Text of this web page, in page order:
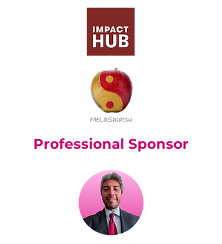
Professional Sponsor